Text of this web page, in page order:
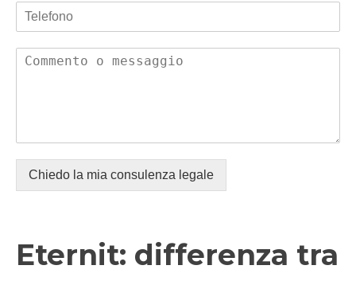
Chiedo la mia consulenza legale
Eternit: differenza tra